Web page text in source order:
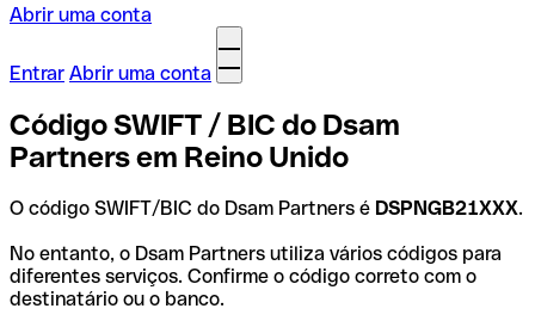
Abrir uma conta
Entrar Abrir uma conta
Código SWIFT / BIC do Dsam
Partners em Reino Unido
O código SWIFT/BIC do Dsam Partners é DSPNGB21XXX.
No entanto, o Dsam Partners utiliza vários códigos para
diferentes serviços. Confirme o código correto com o
destinatário ou o banco.